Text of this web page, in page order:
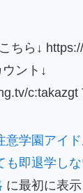
ちら↓
ント↓
c:takazgt
意学園アイ
即退学しな
に最初に表示